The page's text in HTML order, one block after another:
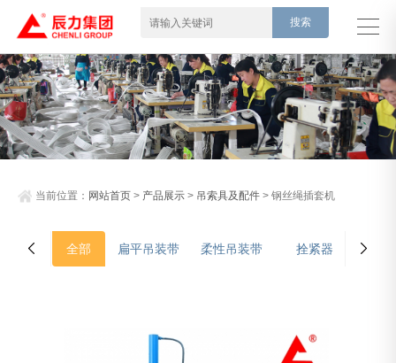
当前位置： 网站首页 > 产品展示 > 吊索具及配件 > 钢丝绳插套机
全部 扁平吊装带 柔性吊装带 拴紧器